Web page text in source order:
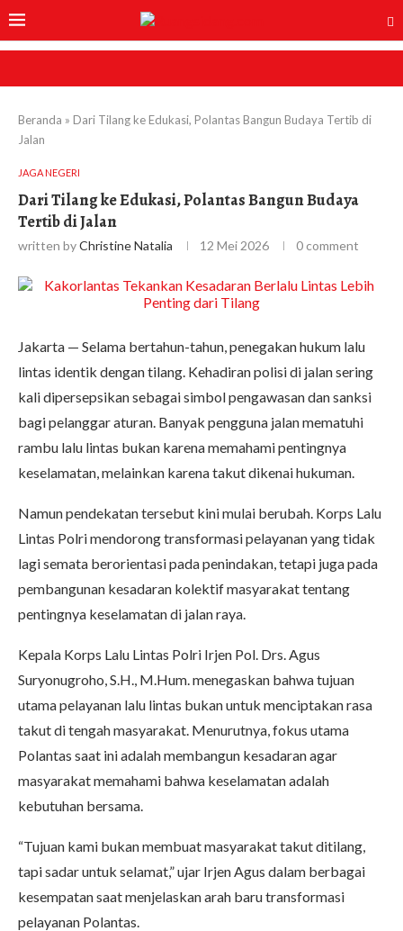
Beranda » Dari Tilang ke Edukasi, Polantas Bangun Budaya Tertib di
Jalan
JAGA NEGERI
Dari Tilang ke Edukasi, Polantas Bangun Budaya
Tertib di Jalan
written byChristine Natalia 12 Mei 2026 0 comment
Jakarta — Selama bertahun-tahun, penegakan hukum lalu
lintas identik dengan tilang. Kehadiran polisi di jalan sering
kali dipersepsikan sebagai simbol pengawasan dan sanksi
bagi pelanggar aturan. Banyak pengguna jalan mematuhi
rambu lalu lintas bukan karena memahami pentingnya
keselamatan, melainkan karena takut dikenai hukuman.
Namun pendekatan tersebut kini mulai berubah. Korps Lalu
Lintas Polri mendorong transformasi pelayanan yang tidak
lagi semata berorientasi pada penindakan, tetapi juga pada
pembangunan kesadaran kolektif masyarakat tentang
pentingnya keselamatan di jalan raya.
Kepala Korps Lalu Lintas Polri Irjen Pol. Drs. Agus
Suryonugroho, S.H., M.Hum. menegaskan bahwa tujuan
utama pelayanan lalu lintas bukan untuk menciptakan rasa
takut di tengah masyarakat. Menurutnya, fokus utama
Polantas saat ini adalah membangun kesadaran agar
masyarakat memahami bahwa keselamatan adalah
kebutuhan bersama.
“Tujuan kami bukan membuat masyarakat takut ditilang,
tapi sadar untuk selamat,” ujar Irjen Agus dalam berbagai
kesempatan saat menjelaskan arah baru transformasi
pelayanan Polantas.